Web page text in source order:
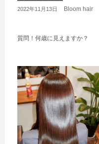
2022年11月13日 Bloom hair
質問！何歳に見えますか？